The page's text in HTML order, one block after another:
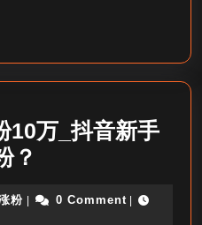
10万_抖音新手
？
抖
粉 抖
0 Comment